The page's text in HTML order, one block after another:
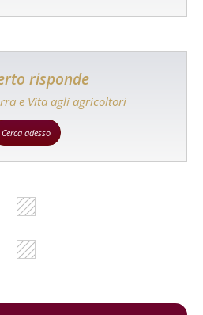
risponde
e Vita agli agricoltori
Cerca adesso